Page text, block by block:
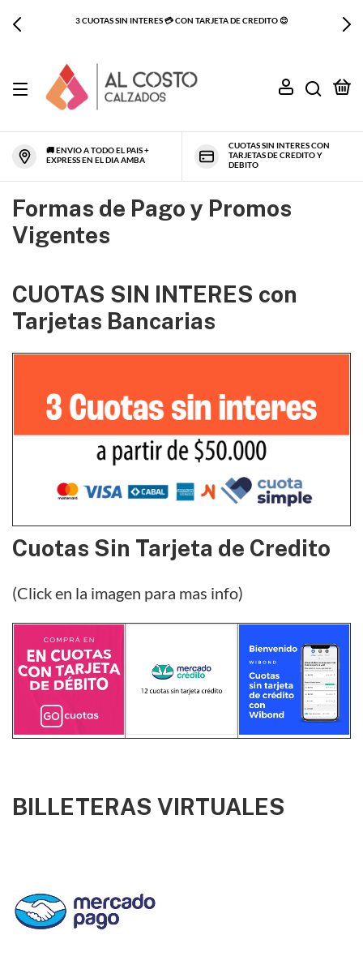
3 CUOTAS SIN INTERES 💳 CON TARJETA DE CREDITO 😊
🚚 ENVIO A TODO EL PAIS +
EXPRESS EN EL DIA AMBA
CUOTAS SIN INTERES CON
TARJETAS DE CREDITO Y
DEBITO
Formas de Pago y Promos
Vigentes
CUOTAS SIN INTERES con
Tarjetas Bancarias
Cuotas Sin Tarjeta de Credito
(Click en la imagen para mas info)
BILLETERAS VIRTUALES